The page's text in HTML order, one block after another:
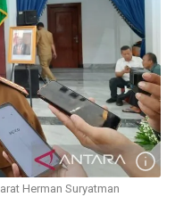
Herman Suryatman